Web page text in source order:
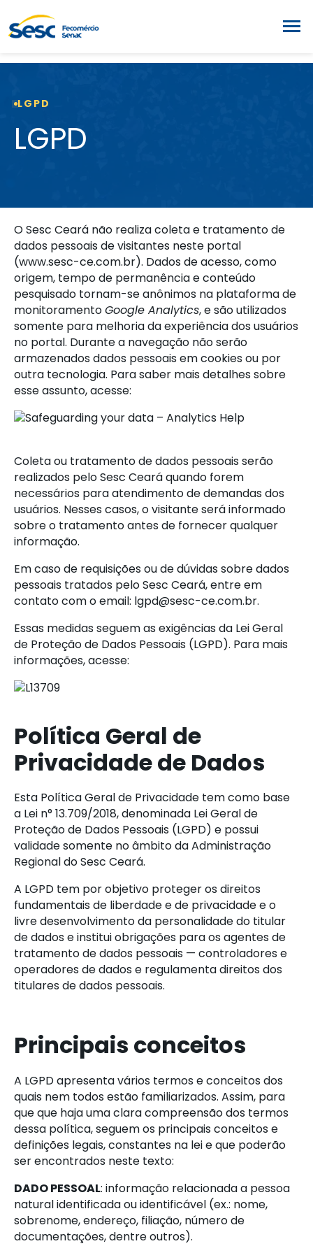
LGPD
LGPD
O Sesc Ceará não realiza coleta e tratamento de
dados pessoais de visitantes neste portal
(www.sesc-ce.com.br). Dados de acesso, como
origem, tempo de permanência e conteúdo
pesquisado tornam-se anônimos na plataforma de
monitoramentoGoogle Analytics, e são utilizados
somente para melhoria da experiência dos usuários
no portal. Durante a navegação não serão
armazenados dados pessoais em cookies ou por
outra tecnologia. Para saber mais detalhes sobre
esse assunto, acesse:
Safeguarding your data – Analytics Help
Coleta ou tratamento de dados pessoais serão
realizados pelo Sesc Ceará quando forem
necessários para atendimento de demandas dos
usuários. Nesses casos, o visitante será informado
sobre o tratamento antes de fornecer qualquer
informação.
Em caso de requisições ou de dúvidas sobre dados
pessoais tratados pelo Sesc Ceará, entre em
contato com o email: lgpd@sesc-ce.com.br.
Essas medidas seguem as exigências da Lei Geral
de Proteção de Dados Pessoais (LGPD). Para mais
informações, acesse:
L13709
Política Geral de
Privacidade de Dados
Esta Política Geral de Privacidade tem como base
a Lei n° 13.709/2018, denominada Lei Geral de
Proteção de Dados Pessoais (LGPD) e possui
validade somente no âmbito da Administração
Regional do Sesc Ceará.
A LGPD tem por objetivo proteger os direitos
fundamentais de liberdade e de privacidade e o
livre desenvolvimento da personalidade do titular
de dados e institui obrigações para os agentes de
tratamento de dados pessoais — controladores e
operadores de dados e regulamenta direitos dos
titulares de dados pessoais.
Principais conceitos
A LGPD apresenta vários termos e conceitos dos
quais nem todos estão familiarizados. Assim, para
que que haja uma clara compreensão dos termos
dessa política, seguem os principais conceitos e
definições legais, constantes na lei e que poderão
ser encontrados neste texto:
DADO PESSOAL: informação relacionada a pessoa
natural identificada ou identificável (ex.: nome,
sobrenome, endereço, filiação, número de
documentações, dentre outros).